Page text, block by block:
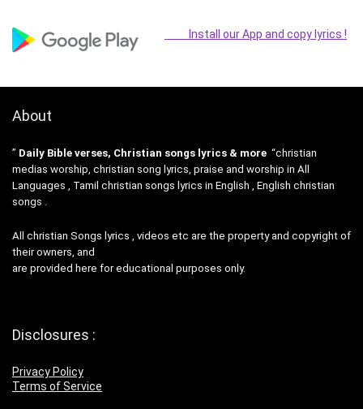
Install our App and copy lyrics !
About
” Daily Bible verses, Christian songs lyrics & more “christian
medias worship, christian song lyrics, praise and worship in All
Languages , Tamil christian songs lyrics in English , English christian
songs .
All christian Songs lyrics , videos etc are the property and copyright of
their owners, and
are provided here for educational purposes only.
Disclosures :
Privacy Policy
Terms of Service